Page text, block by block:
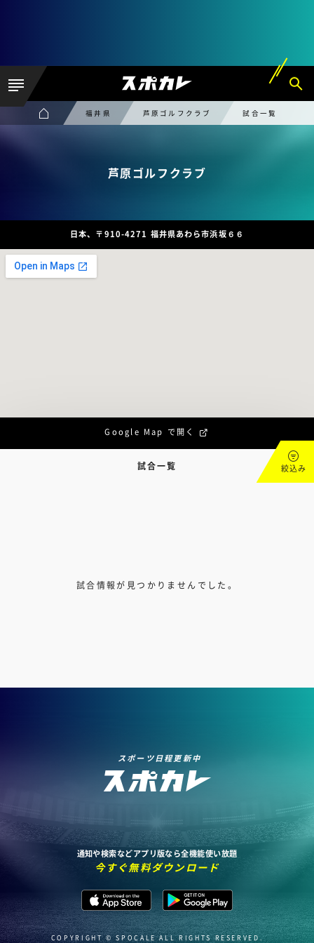
福井県 芦原ゴルフクラブ 試合一覧
芦原ゴルフクラブ
日本、〒910-4271 福井県あわら市浜坂６６
Google Map で開く
試合一覧 絞込み
試合情報が見つかりませんでした。
スポーツ日程更新中
通知や検索などアプリ版なら全機能使い放題
今すぐ無料ダウンロード
COPYRIGHT © SPOCALE ALL RIGHTS RESERVED.